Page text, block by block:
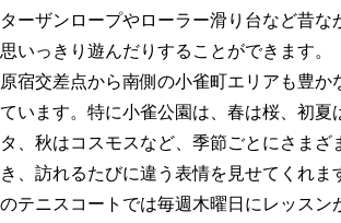
ターザンロープやローラー滑り台など昔な
思いっきり遊んだりすることができます。
原宿交差点から南側の小雀町エリアも豊か
ています。特に小雀公園は、春は桜、初夏
タ、秋はコスモスなど、季節ごとにさまざ
き、訪れるたびに違う表情を見せてくれま
のテニスコートでは毎週木曜日にレッスン